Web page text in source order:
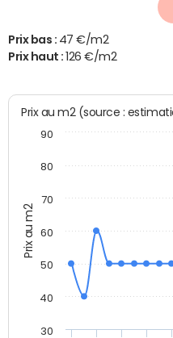
Prix bas : 47 €/m2
Prix haut : 126 €/m2
Prix au m2
Prix au m2 (source :
30
40
50
60
70
80
90